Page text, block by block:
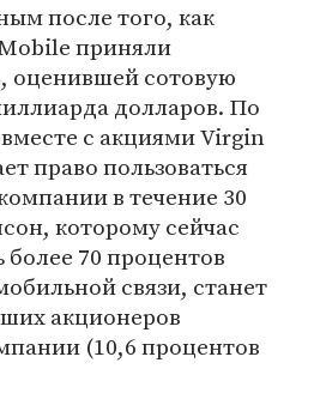
после того, как
приняли
оценившей сотовую
долларов. По
с акциями Virgin
право пользоваться
в течение 30
которому сейчас
70 процентов
связи, станет
акционеров
(10,6 процентов